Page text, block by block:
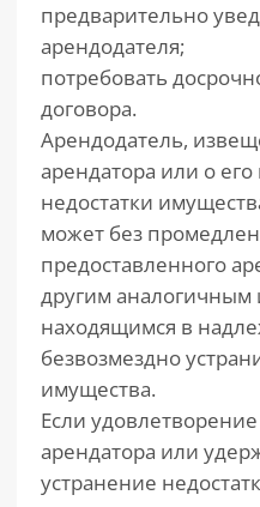
предварительно
арендодателя;
потребовать
договора.
Арендодатель,
арендатора или о
недостатки
может без
предоставленного
другим
находящимся в
безвозмездно
имущества.
Если
арендатора или
устранение